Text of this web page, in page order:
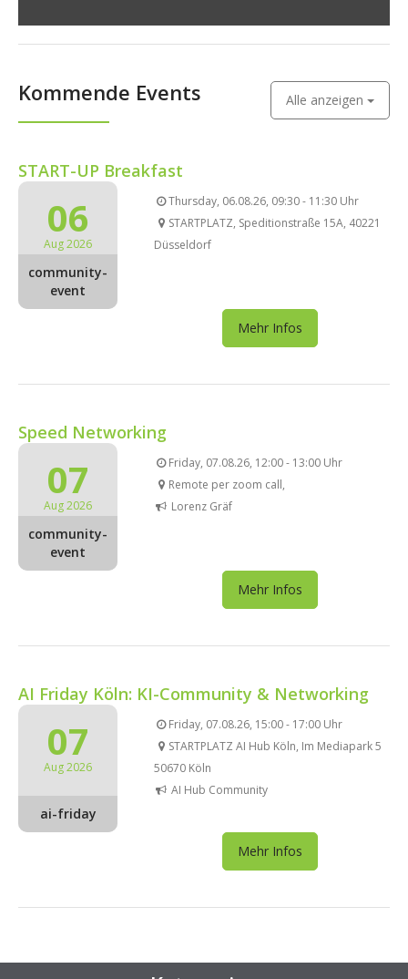
Kommende Events Alle anzeigen
START-UP Breakfast
06
Aug 2026
community-
event
Thursday, 06.08.26, 09:30 - 11:30 Uhr
STARTPLATZ, Speditionstraße 15A, 40221
Düsseldorf
Mehr Infos
Speed Networking
07
Aug 2026
community-
event
Friday, 07.08.26, 12:00 - 13:00 Uhr
Remote per zoom call,
Lorenz Gräf
Mehr Infos
AI Friday Köln: KI-Community & Networking
07
Aug 2026
ai-friday
Friday, 07.08.26, 15:00 - 17:00 Uhr
STARTPLATZ AI Hub Köln, Im Mediapark 5
50670 Köln
AI Hub Community
Mehr Infos